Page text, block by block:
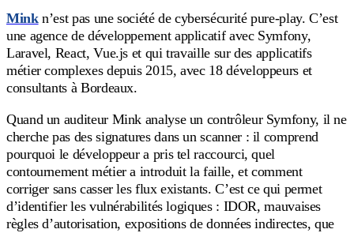
Minkn’est pas une société de cybersécurité pure-play. C’est
une agence de développement applicatif avec Symfony,
Laravel, React, Vue.js et qui travaille sur des applicatifs
métier complexes depuis 2015, avec 18 développeurs et
consultants à Bordeaux.
Quand un auditeur Mink analyse un contrôleur Symfony, il ne
cherche pas des signatures dans un scanner : il comprend
pourquoi le développeur a pris tel raccourci, quel
contournement métier a introduit la faille, et comment
corriger sans casser les flux existants. C’est ce qui permet
d’identifier les vulnérabilités logiques : IDOR, mauvaises
règles d’autorisation, expositions de données indirectes, que